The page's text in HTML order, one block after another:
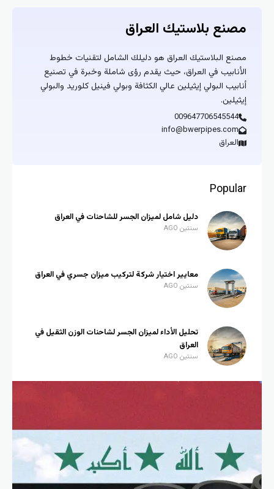
مصنع بلاستيك العراق
مصنع البلاستيك العراق هو دليلك الشامل لتقنيات خطوط
الأنابيب في العراق، حيث يقدم رؤى شاملة وخبرة في تصنيع
أنابيب البولي إيثيلين عالي الكثافة وبولي فينيل كلوريد والبولي
إيثيلين.
009647706545544
info@bwerpipes.com
العراق
Popular
دليل شامل لميزان الجسر للشاحنات في العراق
سنتين AGO
معايير اختيار شركة لتركيب ميزان جسري في العراق
سنتين AGO
تحليل الأداء لميزان الجسر لشاحنات الوزن الثقيل في
العراق
سنتين AGO